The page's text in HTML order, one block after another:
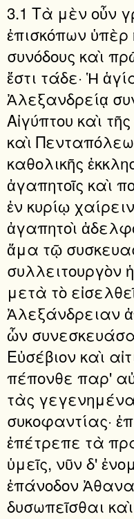
3.1 Τὰ μὲν οὖν
ἐπισκόπων
συνόδους καὶ
ἔστι τάδε· Ἡ
Ἀλεξανδρείᾳ
Αἰγύπτου καὶ
καὶ
καθολικῆς
ἀγαπητοῖς καὶ
ἐν κυρίῳ
ἀγαπητοὶ
ἅμα τῷ
συλλειτουργὸν
μετὰ τὸ
Ἀλεξάνδρειαν
ὧν
Εὐσέβιον καὶ
πέπονθε παρ'
τὰς
συκοφαντίας·
ἐπέτρεπε τὰ
ὑμεῖς, νῦν δ'
ἐπάνοδον
δυσωπεῖσθαι